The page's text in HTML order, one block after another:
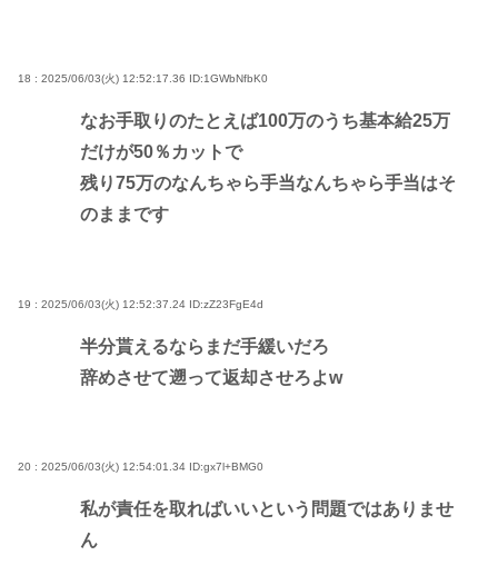
18 : 2025/06/03(火) 12:52:17.36 ID:1GWbNfbK0
なお手取りのたとえば100万のうち基本給25万
だけが50％カットで
残り75万のなんちゃら手当なんちゃら手当はそ
のままです
19 : 2025/06/03(火) 12:52:37.24 ID:zZ23FgE4d
半分貰えるならまだ手緩いだろ
辞めさせて遡って返却させろよw
20 : 2025/06/03(火) 12:54:01.34 ID:gx7l+BMG0
私が責任を取ればいいという問題ではありませ
ん